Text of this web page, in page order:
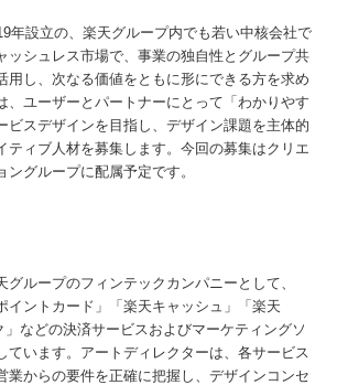
年設立の、楽天グループ内でも若い中核会社で
ッシュレス市場で、事業の独自性とグループ共
用し、次なる価値をともに形にできる方を求め
、ユーザーとパートナーにとって「わかりやす
ビスデザインを目指し、デザイン課題を主体的
ティブ人材を募集します。今回の募集はクリエ
ングループに配属予定です。
グループのフィンテックカンパニーとして、
イントカード」「楽天キャッシュ」「楽天
」などの決済サービスおよびマーケティングソ
ています。アートディレクターは、各サービス
業からの要件を正確に把握し、デザインコンセ